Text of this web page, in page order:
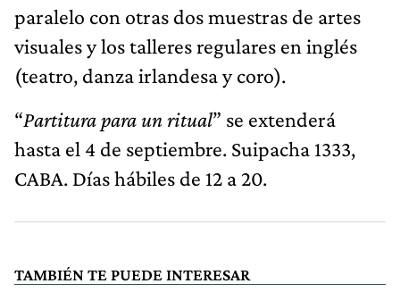
paralelo con otras dos muestras de artes
visuales y los talleres regulares en inglés
(teatro, danza irlandesa y coro).
“Partitura para un ritual” se extenderá
hasta el 4 de septiembre. Suipacha 1333,
CABA. Días hábiles de 12 a 20.
TAMBIÉN TE PUEDE INTERESAR